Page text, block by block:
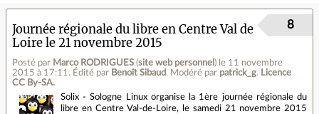
Journée régionale du libre en Centre Val de
Loire le 21 novembre 2015
Posté par Marco RODRIGUES (site web personnel ) le 11 novembre
2015 à 17:11 . Édité par Benoît Sibaud. Modéré par patrick_g. Licence
CC By‑SA.
8
Solix - Sologne Linux organise la 1ère journée régionale du
libre en Centre Val-de-Loire, le samedi 21 novembre 2015